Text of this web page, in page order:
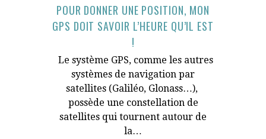
POUR DONNER UNE POSITION, MON
GPS DOIT SAVOIR L’HEURE QU’IL EST
!
Le système GPS, comme les autres
systèmes de navigation par
satellites (Galiléo, Glonass…),
possède une constellation de
satellites qui tournent autour de
la…